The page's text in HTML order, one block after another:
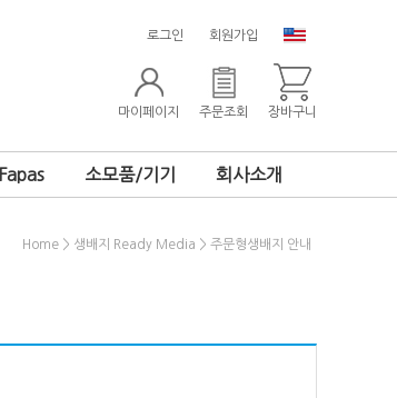
로그인 회원가입
마이페이지 주문조회 장바구니
Fapas 소모품/기기 회사소개
Home > 생배지 Ready Media > 주문형생배지 안내